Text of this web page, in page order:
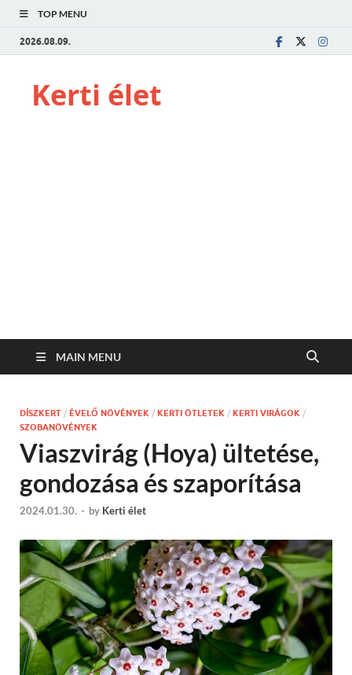
TOP MENU
2026.08.09.
Kerti élet
MAIN MENU
DÍSZKERT / ÉVELŐ NÖVÉNYEK / KERTI ÖTLETEK / KERTI VIRÁGOK /
SZOBANÖVÉNYEK
Viaszvirág (Hoya) ültetése,
gondozása és szaporítása
2024.01.30. - by Kerti élet